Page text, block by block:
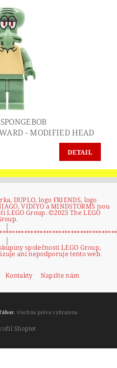
- MODIFIED HEAD
DETAIL
DUPLO, logo FRIENDS, logo
VIDIYO a MINDSTORMS jsou
LEGO Group. ©2023 The LEGO
|
|
společností LEGO Group,
ani nepodporuje tento web.
Kontakty Napište nám
, všechna práva vyhrazena
Shoptet